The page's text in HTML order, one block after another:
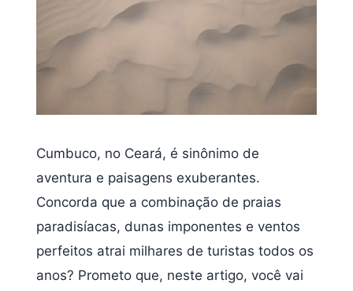
Cumbuco, no Ceará, é sinônimo de
aventura e paisagens exuberantes.
Concorda que a combinação de praias
paradisíacas, dunas imponentes e ventos
perfeitos atrai milhares de turistas todos os
anos? Prometo que, neste artigo, você vai